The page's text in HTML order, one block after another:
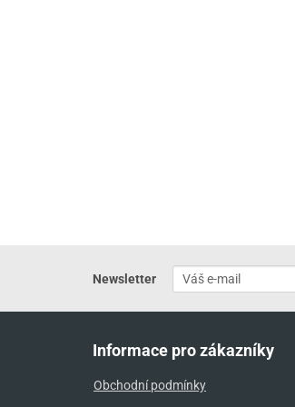
Newsletter
Informace pro zákazníky
Obchodní podmínky